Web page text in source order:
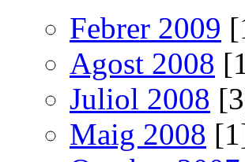
Febrer 2009
Agost 2008
Juliol 2008
Maig 2008